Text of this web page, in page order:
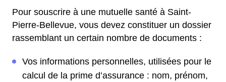
Pour souscrire à une mutuelle santé à Saint-
Pierre-Bellevue, vous devez constituer un dossier
rassemblant un certain nombre de documents :
Vos informations personnelles, utilisées pour le
calcul de la prime d’assurance : nom, prénom,